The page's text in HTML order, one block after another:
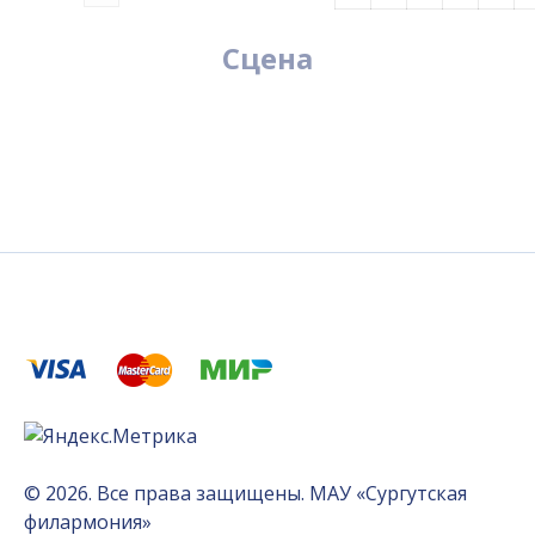
Сцена
© 2026. Все права защищены. МАУ «Сургутская
филармония»